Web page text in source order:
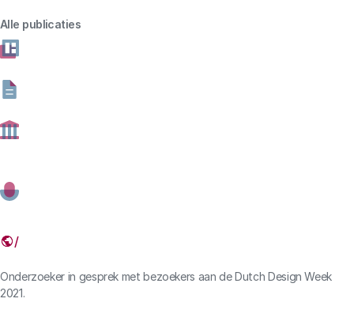
Alle publicaties
periode 2017-2022.
Link
Onderzoeker in gesprek met bezoekers aan de Dutch Design Week
2021.